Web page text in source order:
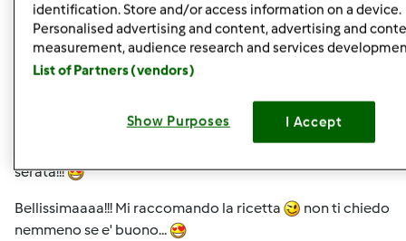
lully wrote:
oggi la mia Pappi si è comportata benissimo, guardate
che bel panone tipo tartaruga mi ha regalato:
serata!!!
Bellissimaaaa!!! Mi raccomando la ricetta
non ti chiedo
nemmeno se e' buono...
identification. Store and/or access information on a device.
Personalised advertising and content, advertising and
measurement, audience research and services
List of Partners (vendors)
Show Purposes I Accept